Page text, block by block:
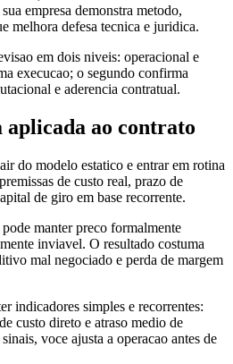
empresa demonstra metodo,
melhora defesa tecnica e juridica.
em dois niveis: operacional e
execucao; o segundo confirma
e aderencia contratual.
aplicada ao contrato
do modelo estatico e entrar em rotina
de custo real, prazo de
de giro em base recorrente.
pode manter preco formalmente
inviavel. O resultado costuma
mal negociado e perda de margem
indicadores simples e recorrentes:
custo direto e atraso medio de
voce ajusta a operacao antes de